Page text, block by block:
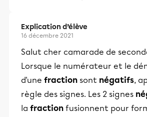
Explication d’élève
16 décembre 2021
Salut cher camarade de
Lorsque le numérateur et le
d'une fraction sont négatifs,
règle des signes. Les 2 signes
la fraction fusionnent pour